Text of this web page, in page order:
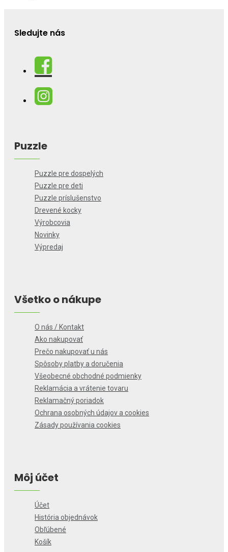
Sledujte nás
Puzzle
Puzzle pre dospelých
Puzzle pre deti
Puzzle príslušenstvo
Drevené kocky
Výrobcovia
Novinky
Výpredaj
Všetko o nákupe
O nás / Kontakt
Ako nakupovať
Prečo nakupovať u nás
Spôsoby platby a doručenia
Všeobecné obchodné podmienky
Reklamácia a vrátenie tovaru
Reklamačný poriadok
Ochrana osobných údajov a cookies
Zásady používania cookies
Môj účet
Účet
História objednávok
Obľúbené
Košík